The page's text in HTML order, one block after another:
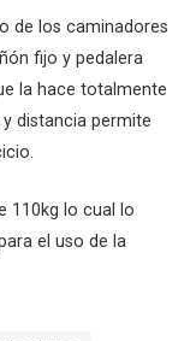
de los caminadores
fijo y pedalera
la hace totalmente
distancia permite
110kg lo cual lo
el uso de la